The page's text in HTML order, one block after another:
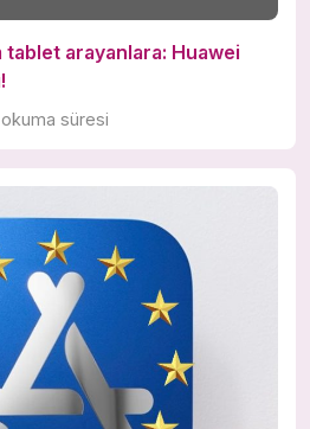
tablet arayanlara: Huawei
süresi